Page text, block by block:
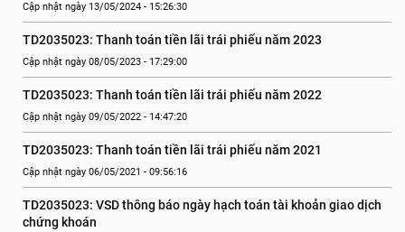
Cập nhật ngày 13/05/2024 - 15:26:30
TD2035023: Thanh toán tiền lãi trái phiếu năm 2023
Cập nhật ngày 08/05/2023 - 17:29:00
TD2035023: Thanh toán tiền lãi trái phiếu năm 2022
Cập nhật ngày 09/05/2022 - 14:47:20
TD2035023: Thanh toán tiền lãi trái phiếu năm 2021
Cập nhật ngày 06/05/2021 - 09:56:16
TD2035023: VSD thông báo ngày hạch toán tài khoản giao dịch
chứng khoán